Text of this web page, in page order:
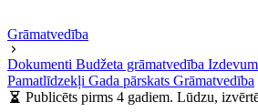
Grāmatvedība
Dokumenti Budžeta grāmatvedība
Pamatlīdzekļi Gada pārskats Grāmatvedība
Publicēts pirms 4 gadiem. Lūdzu,